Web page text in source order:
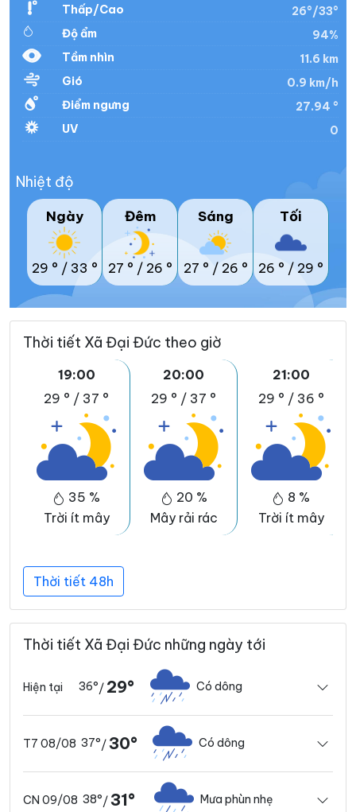
Thấp/Cao
26°/33°
Độ ẩm
94%
Tầm nhìn
11.6 km
Gió
0.9 km/h
Điểm ngưng
27.94 °
UV
0
Nhiệt độ
Ngày
29 ° / 33 °
Đêm
27 ° / 26 °
Sáng
27 ° / 26 °
Tối
26 ° / 29 °
Thời tiết Xã Đại Đức theo giờ
19:00
29 ° / 37 °
35 %
Trời ít mây
20:00
29 ° / 37 °
20 %
Mây rải rác
21:00
29 ° / 36 °
8 %
Trời ít mây
Thời tiết 48h
Thời tiết Xã Đại Đức những ngày tới
Hiện tại 36°/ 29° Có dông
T7 08/08 37°/30° Có dông
CN 09/08 38°/31° Mưa phùn nhẹ